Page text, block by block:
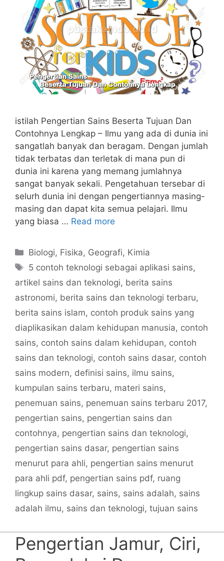
istilah Pengertian Sains Beserta Tujuan Dan
Contohnya Lengkap – Ilmu yang ada di dunia ini
sangatlah banyak dan beragam. Dengan jumlah
tidak terbatas dan terletak di mana pun di
dunia ini karena yang memang jumlahnya
sangat banyak sekali. Pengetahuan tersebar di
selurh dunia ini dengan pengertiannya masing-
masing dan dapat kita semua pelajari. Ilmu
yang biasa … Read more
Categories
Biologi, Fisika, Geografi, Kimia
Tags
5 contoh teknologi sebagai aplikasi sains,
artikel sains dan teknologi, berita sains
astronomi, berita sains dan teknologi terbaru,
berita sains islam, contoh produk sains yang
diaplikasikan dalam kehidupan manusia, contoh
sains, contoh sains dalam kehidupan, contoh
sains dan teknologi, contoh sains dasar, contoh
sains modern, definisi sains, ilmu sains,
kumpulan sains terbaru, materi sains,
penemuan sains, penemuan sains terbaru 2017,
pengertian sains, pengertian sains dan
contohnya, pengertian sains dan teknologi,
pengertian sains dasar, pengertian sains
menurut para ahli, pengertian sains menurut
para ahli pdf, pengertian sains pdf, ruang
lingkup sains dasar, sains, sains adalah, sains
adalah ilmu, sains dan teknologi, tujuan sains
Pengertian Jamur, Ciri,